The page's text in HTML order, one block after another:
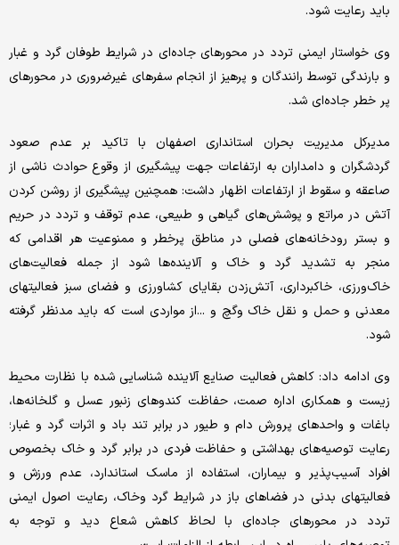
باید رعایت شود.
وی خواستار ایمنی تردد در محورهای جاده‌ای در شرایط طوفان گرد و غبار
و بارندگی توسط رانندگان و پرهیز از انجام سفرهای غیر‌ضروری در محورهای
پر خطر جاده‌ای شد.
مدیرکل مدیریت بحران استانداری اصفهان با تاکید بر عدم صعود
گردشگران و دامداران به ارتفاعات جهت پیشگیری از وقوع حوادث ناشی از
صاعقه و سقوط از ارتفاعات اظهار داشت: همچنین پیشگیری از روشن کردن
آتش در مراتع و پوشش‌های گیاهی و طبیعی، عدم توقف و تردد در حریم
و بستر رودخانه‌های فصلی در مناطق پر‌خطر و ممنوعیت هر اقدامی که
منجر به تشدید گرد و خاک و آلاینده‌ها شود از جمله فعالیت‌های
خاک‌ورزی، خاکبرداری، آتش‌زدن بقایای کشاورزی و فضای سبز فعالیتهای
معدنی و حمل و نقل خاک وگچ و ...از مواردی است که باید مدنظر گرفته
شود.
وی ادامه داد: کاهش فعالیت صنایع آلاینده شناسایی شده با نظارت محیط
زیست و همکاری اداره صمت، حفاظت کندوهای زنبور عسل و گلخانه‌ها،
باغات و واحدهای پرورش دام و طیور در برابر تند باد و اثرات گرد و غبار؛
رعایت توصیه‌های بهداشتی و حفاظت فردی در برابر گرد و خاک بخصوص
افراد آسیب‌پذیر و بیماران، استفاده از ماسک استاندارد، عدم ورزش و
فعالیتهای بدنی در فضاهای باز در شرایط گرد وخاک، رعایت اصول ایمنی
تردد در محورهای جاده‌ای با لحاظ کاهش شعاع دید و توجه به